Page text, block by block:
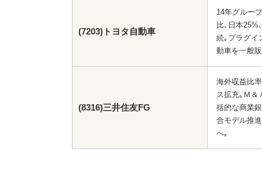
(7203)トヨタ自動車
14年グルー
比､日本25%
続｡プラグイ
動車を一般
(8316)三井住友FG
海外収益比
ス拡充｡Ｍ＆
括的な商業
合モデル推
へ｡